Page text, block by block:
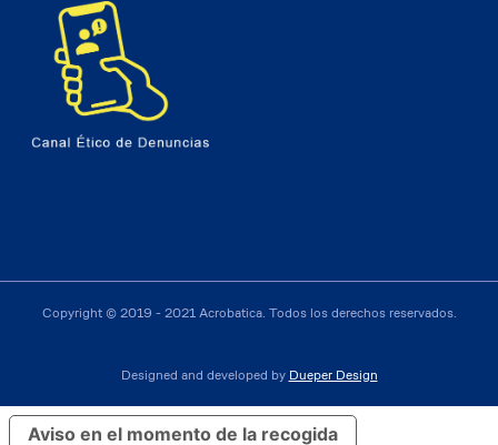
Copyright © 2019 - 2021 Acrobatica. Todos los derechos reservados.
Designed and developed by Dueper Design
Aviso en el momento de la recogida